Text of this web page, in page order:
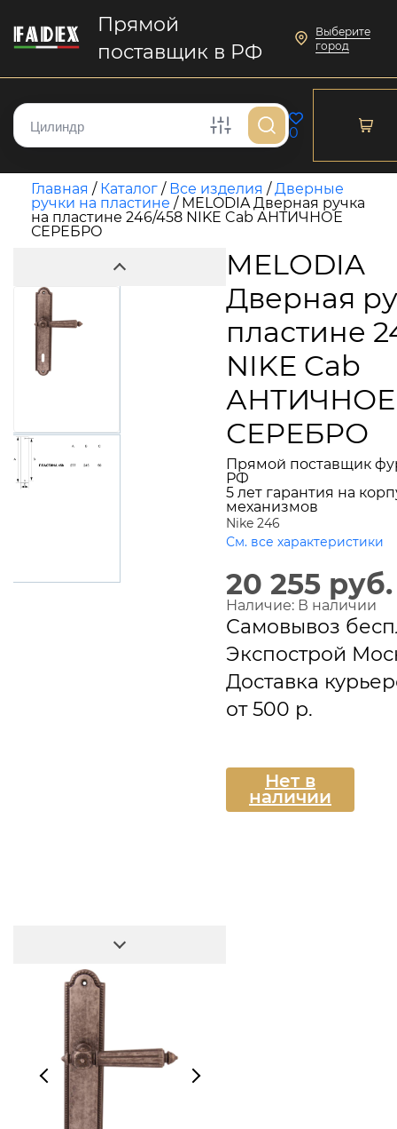
Прямой
поставщик в РФ
Выберите
город
0
Главная / Каталог / Все изделия /Дверные
ручки на пластине / MELODIA Дверная ручка
на пластине 246/458 NIKE Cab АНТИЧНОЕ
СЕРЕБРО
MELODIA
Дверная
пластине
NIKE Cab
АНТИЧНОЕ
СЕРЕБРО
Прямой поставщик
РФ
5 лет гарантия на
механизмов
Nike 246
См. все характеристики
20 255 руб.
Наличие: В наличии
Самовывоз
Экспострой
Доставка
от 500 р.
Нет в
наличии